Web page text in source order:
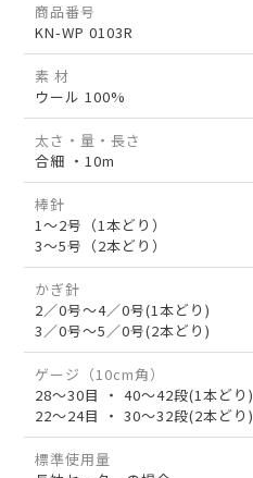
商品番号
KN-WP 0103R
素 材
ウール 100%
太さ・量・長さ
合細 ・10m
棒針
1～2号（1本どり）
3～5号（2本どり）
かぎ針
2／0号～4／0号(1本どり)
3／0号～5／0号(2本どり)
ゲージ（10cm角）
28～30目 ・ 40～42段(1本どり)
22～24目 ・ 30～32段(2本どり)
標準使用量